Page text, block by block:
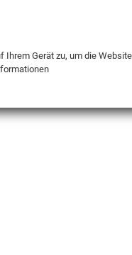
Gerät zu, um die